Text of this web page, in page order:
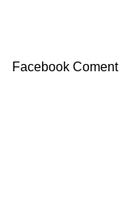
Facebook Coment